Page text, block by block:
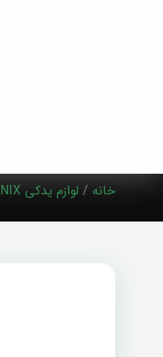
خانه / لوازم یدکی FOWNIX